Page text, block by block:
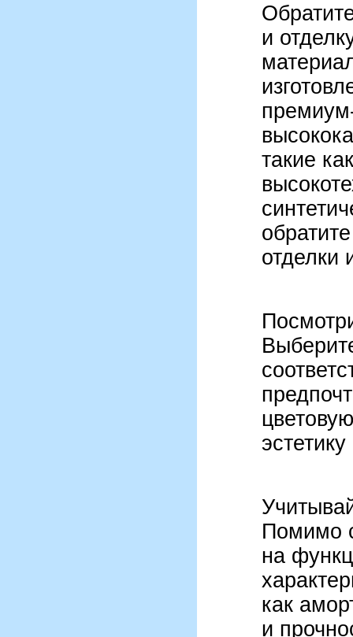
и
такие
отделки
Помимо
на
как
и